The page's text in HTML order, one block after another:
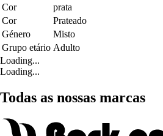
Cor
prata
Cor
Prateado
Género
Misto
Grupo etário Adulto
Loading...
Loading...
Todas as nossas marcas